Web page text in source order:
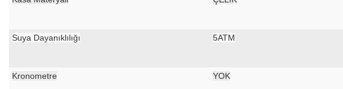
Suya Dayanıklılığı 5ATM
Kronometre YOK